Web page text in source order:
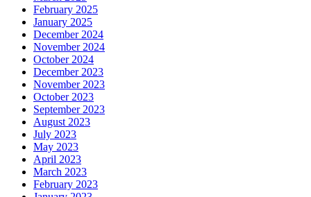
February 2025
January 2025
December 2024
November 2024
October 2024
December 2023
November 2023
October 2023
September 2023
August 2023
July 2023
May 2023
April 2023
March 2023
February 2023